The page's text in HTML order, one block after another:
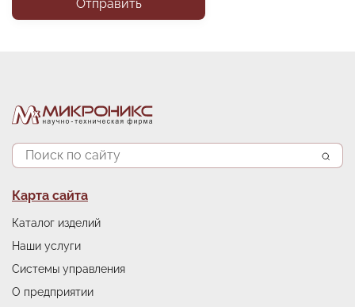
Поиск
Подвал
Карта сайта
Каталог изделий
Наши услуги
Системы управления
О предприятии